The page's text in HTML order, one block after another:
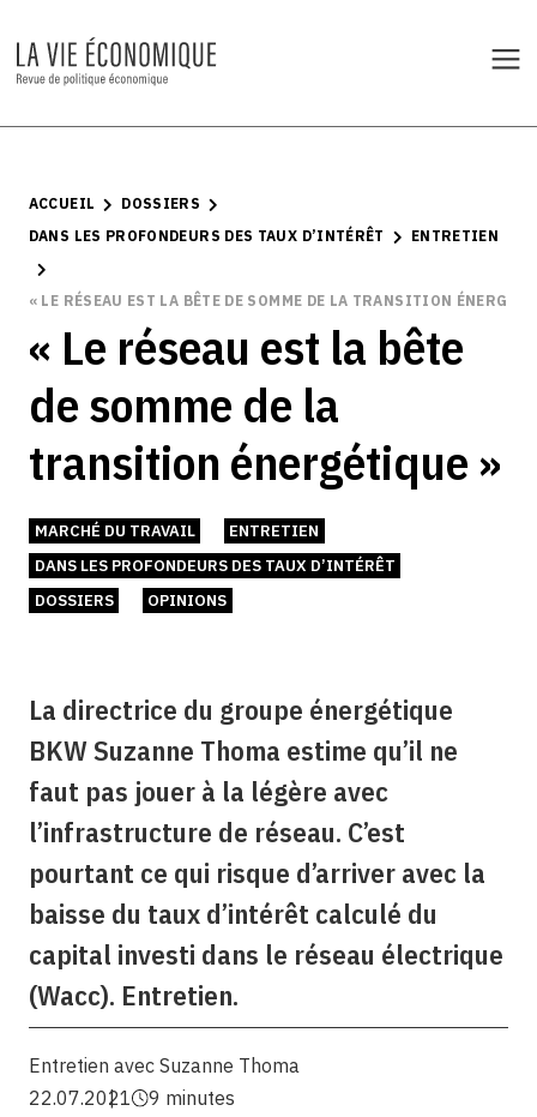
ACCUEIL
DOSSIERS
DANS LES PROFONDEURS DES TAUX D’INTÉRÊT
ENTRETIEN
« LE RÉSEAU EST LA BÊTE DE SOMME DE LA TRANSITION
« Le réseau est la bête
de somme de la
transition énergétique »
MARCHÉ DU TRAVAIL
ENTRETIEN
DANS LES PROFONDEURS DES TAUX D’INTÉRÊT
DOSSIERS
OPINIONS
La directrice du groupe énergétique
BKW Suzanne Thoma estime qu’il ne
faut pas jouer à la légère avec
l’infrastructure de réseau. C’est
pourtant ce qui risque d’arriver avec la
baisse du taux d’intérêt calculé du
capital investi dans le réseau électrique
(Wacc). Entretien.
Entretien avec Suzanne Thoma
22.07.2021
9 minutes